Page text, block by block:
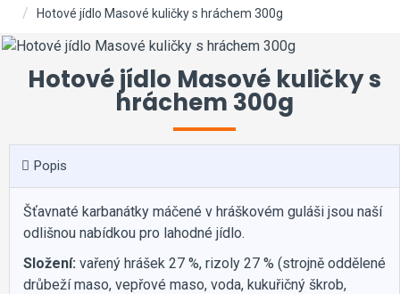
Hotové jídlo Masové kuličky s hráchem 300g
Hotové jídlo Masové kuličky s
hráchem 300g
Popis
Šťavnaté karbanátky máčené v hráškovém guláši jsou naší
odlišnou nabídkou pro lahodné jídlo.
Složení: vařený hrášek 27 %, rizoly 27 % (strojně oddělené
drůbeží maso, vepřové maso, voda, kukuřičný škrob,